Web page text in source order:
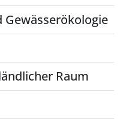
Gewässerökologie
Raum